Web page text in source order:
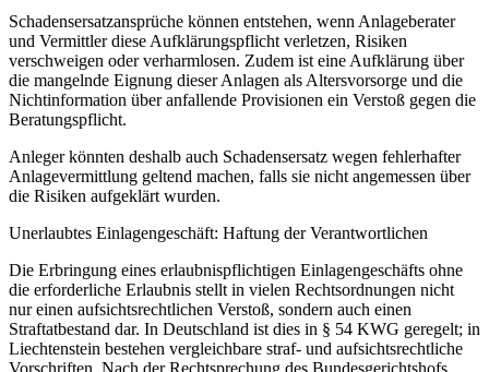
Schadensersatzansprüche können entstehen, wenn Anlageberater
und Vermittler diese Aufklärungspflicht verletzen, Risiken
verschweigen oder verharmlosen. Zudem ist eine Aufklärung über
die mangelnde Eignung dieser Anlagen als Altersvorsorge und die
Nichtinformation über anfallende Provisionen ein Verstoß gegen die
Beratungspflicht.
Anleger könnten deshalb auch Schadensersatz wegen fehlerhafter
Anlagevermittlung geltend machen, falls sie nicht angemessen über
die Risiken aufgeklärt wurden.
Unerlaubtes Einlagengeschäft: Haftung der Verantwortlichen
Die Erbringung eines erlaubnispflichtigen Einlagengeschäfts ohne
die erforderliche Erlaubnis stellt in vielen Rechtsordnungen nicht
nur einen aufsichtsrechtlichen Verstoß, sondern auch einen
Straftatbestand dar. In Deutschland ist dies in § 54 KWG geregelt; in
Liechtenstein bestehen vergleichbare straf- und aufsichtsrechtliche
Vorschriften. Nach der Rechtsprechung des Bundesgerichtshofs